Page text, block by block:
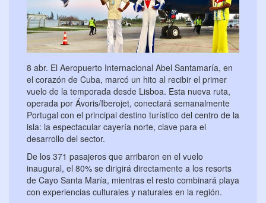
8 abr. El Aeropuerto Internacional Abel Santamaría, en
el corazón de Cuba, marcó un hito al recibir el primer
vuelo de la temporada desde Lisboa. Esta nueva ruta,
operada por Ávoris/Iberojet, conectará semanalmente
Portugal con el principal destino turístico del centro de la
isla: la espectacular cayería norte, clave para el
desarrollo del sector.
De los 371 pasajeros que arribaron en el vuelo
inaugural, el 80% se dirigirá directamente a los resorts
de Cayo Santa María, mientras el resto combinará playa
con experiencias culturales y naturales en la región.